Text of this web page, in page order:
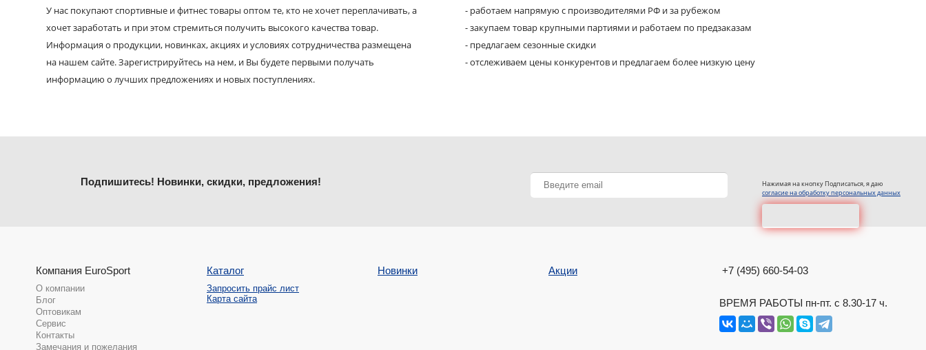
У нас покупают спортивные и фитнес товары оптом те, кто не хочет переплачивать, а
хочет заработать и при этом стремиться получить высокого качества товар.
Информация о продукции, новинках, акциях и условиях сотрудничества размещена
на нашем сайте. Зарегистрируйтесь на нем, и Вы будете первыми получать
информацию о лучших предложениях и новых поступлениях.
- работаем напрямую с производителями РФ и за рубежом
- закупаем товар крупными партиями и работаем по предзаказам
- предлагаем сезонные скидки
- отслеживаем цены конкурентов и предлагаем более низкую цену
Нажимая на кнопку Подписаться, я даю
согласие на обработку персональных данных
Подпишитесь! Новинки, скидки, предложения!
Компания EuroSport
О компании
Блог
Оптовикам
Сервис
Контакты
Замечания и пожелания
Каталог
Запросить прайс лист
Карта сайта
Новинки Акции +7 (495) 660-54-03
ВРЕМЯ РАБОТЫ пн-пт. с 8.30-17 ч.